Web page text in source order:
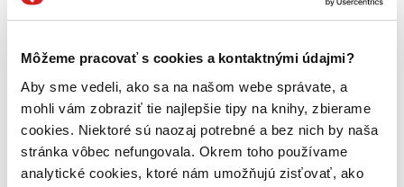
Môžeme pracovať s cookies a kontaktnými údajmi?
Aby sme vedeli, ako sa na našom webe správate, a
mohli vám zobraziť tie najlepšie tipy na knihy, zbierame
cookies. Niektoré sú naozaj potrebné a bez nich by naša
stránka vôbec nefungovala. Okrem toho používame
analytické cookies, ktoré nám umožňujú zisťovať, ako
Náš príbeh
Náš zmysel
Galéria Martinusu
Zodpovednosť
Sme B Corp
Pomáhame ďalej